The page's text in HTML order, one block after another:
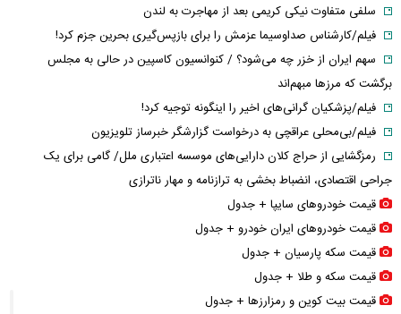
سلفی متفاوت نیکی کریمی بعد از مهاجرت به لندن
فیلم/کارشناس صداوسیما عزمش را برای بازپس‌گیری بحرین جزم کرد!
سهم ایران از خزر چه می‌شود؟ / کنوانسیون کاسپین در حالی به مجلس
برگشت که مرزها مبهم‌اند
فیلم/پزشکیان گرانی‌های اخیر را اینگونه توجیه کرد!
فیلم/بی‌محلی عراقچی به درخواست گزارشگر خبرساز تلویزیون
رمزگشایی از حراج کلان دارایی‌های موسسه اعتباری ملل/ گامی برای یک
جراحی اقتصادی، انضباط‌ بخشی به ترازنامه و مهار ناترازی
قیمت خودرو‌های سایپا + جدول
قیمت خودرو‌های ایران خودرو + جدول
قیمت سکه پارسیان + جدول
قیمت سکه و طلا + جدول
قیمت بیت کوین و رمزارز‌ها + جدول